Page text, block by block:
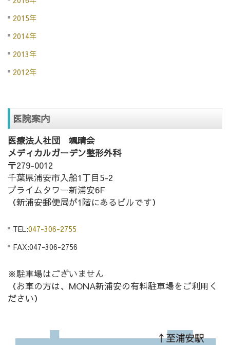
2015年
2014年
2013年
2012年
医院案内
医療法人社団 颯晴会
メディカルガーデン整形外科
〒279-0012
千葉県浦安市入船1丁目5-2
プライムタワー新浦安6F
（新浦安郵便局が1階にあるビルです）
TEL:047-306-2755
FAX:047-306-2756
※駐車場はございません
（お車の方は、MONA新浦安の有料駐車場をご利用く
ださい）